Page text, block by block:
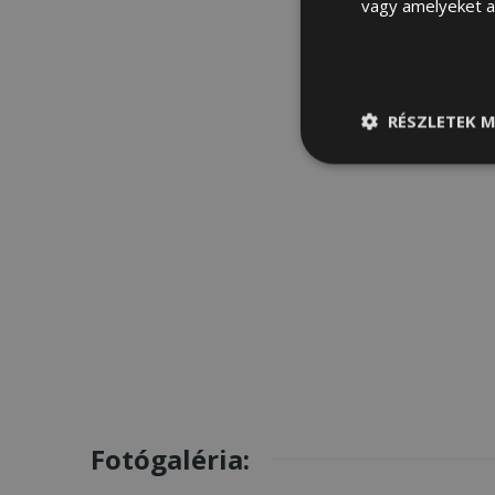
Fotógaléria:
vagy amelyeket
RÉSZLETEK